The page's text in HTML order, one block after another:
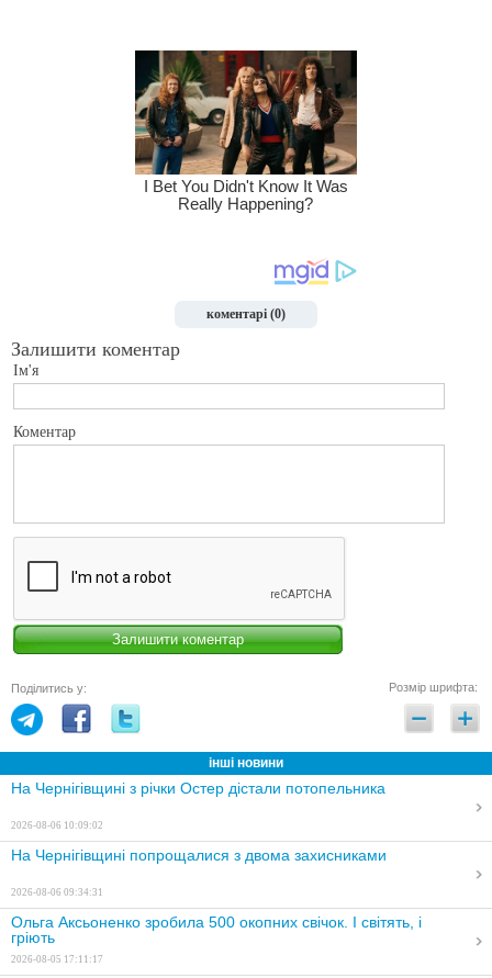
коментарі (0)
Залишити коментар
Ім'я
Коментар
Поділитись у: Розмір шрифта:
інші новини
На Чернігівщині з річки Остер дістали потопельника
2026-08-06 10:09:02
На Чернігівщині попрощалися з двома захисниками
2026-08-06 09:34:31
Ольга Аксьоненко зробила 500 окопних свічок. І світять, і
гріють
2026-08-05 17:11:17